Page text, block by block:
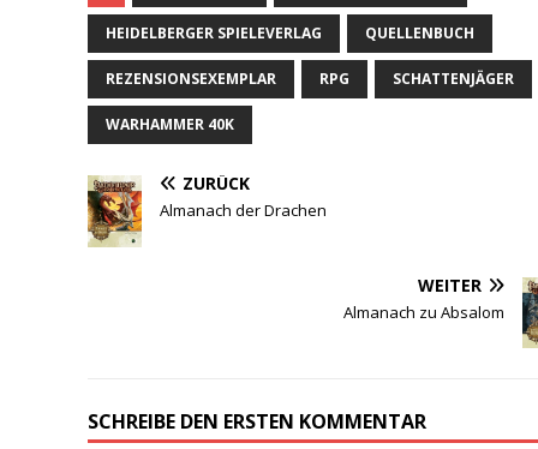
HEIDELBERGER SPIELEVERLAG QUELLENBUCH
REZENSIONSEXEMPLAR RPG SCHATTENJÄGER
WARHAMMER 40K
ZURÜCK
Almanach der Drachen
WEITER
Almanach zu Absalom
SCHREIBE DEN ERSTEN KOMMENTAR